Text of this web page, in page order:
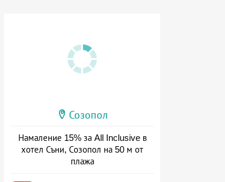
Созопол
Намаление 15% за All Inclusive в
хотел Съни, Созопол на 50 м от
плажа